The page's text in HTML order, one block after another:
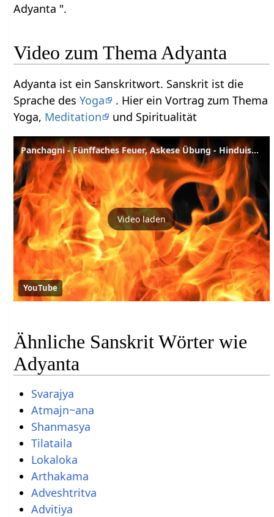
Adyanta ".
Video zum Thema Adyanta
Adyanta ist ein Sanskritwort. Sanskrit ist die
Sprache desYoga
. Hier ein Vortrag zum Thema
Yoga, Meditation und Spiritualität
Panchagni - Fünffaches Feuer, Askese Übung - Hinduismus Wörterbuch
Video laden
YouTube
Ähnliche Sanskrit Wörter wie
Adyanta
Svarajya
Atmajn~ana
Shanmasya
Tilataila
Lokaloka
Arthakama
Adveshtritva
Advitiya